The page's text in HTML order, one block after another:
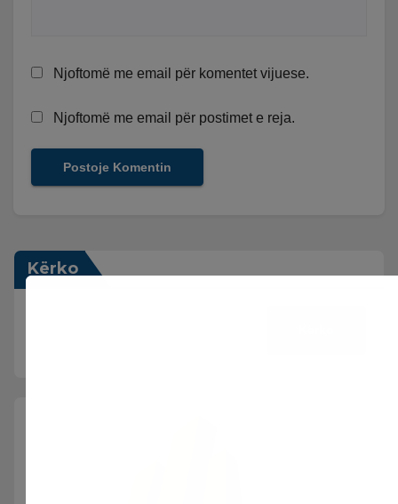
Njoftomë me email për komentet vijuese.
Njoftomë me email për postimet e reja.
Kërko